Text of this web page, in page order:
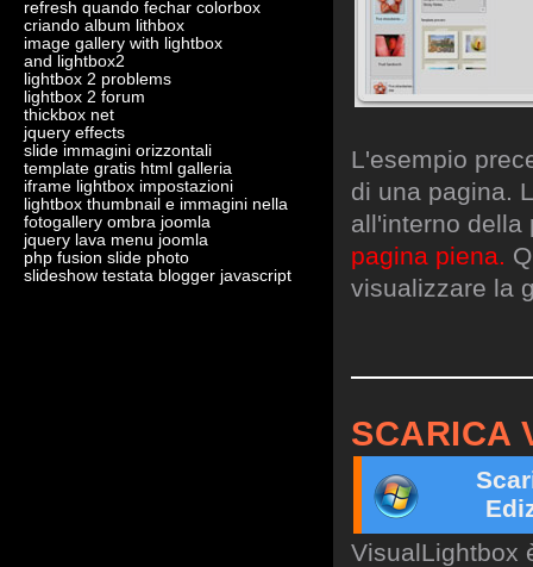
refresh quando fechar colorbox
criando album lithbox
image gallery with lightbox
and lightbox2
lightbox 2 problems
lightbox 2 forum
thickbox net
jquery effects
slide immagini orizzontali
template gratis html galleria
iframe lightbox impostazioni
lightbox thumbnail e immagini nella
fotogallery ombra joomla
jquery lava menu joomla
php fusion slide photo
slideshow testata blogger javascript
L'esempio
di una pagina.
all'interno
pagina piena.
visualizzare la
SCARICA
VisualLightbox